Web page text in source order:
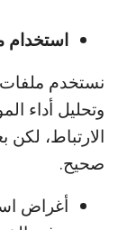
استخدام
نستخدم
وتحليل أداء
الارتباط،
صحيح.
أغراض